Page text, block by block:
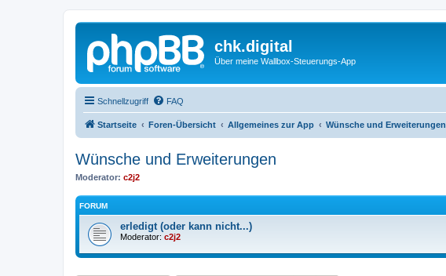
chk.digital
Über meine Wallbox-Steuerungs-App
Schnellzugriff FAQ
Startseite Foren-Übersicht Allgemeines zur App Wünsche und Erweiterungen
Wünsche und Erweiterungen
Moderator: c2j2
FORUM
erledigt (oder kann nicht...)
Moderator: c2j2